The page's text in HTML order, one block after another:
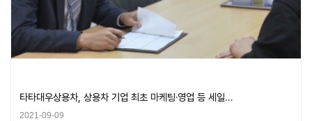
타타대우상용차, 상용차 기업 최초 마케팅·영업 등 세일…
2021-09-09